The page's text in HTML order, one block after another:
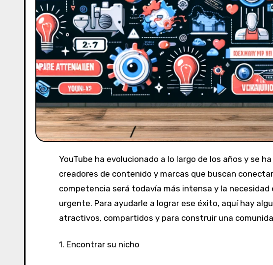
YouTube ha evolucionado a lo largo de los años y se
creadores de contenido y marcas que buscan
competencia será todavía más intensa y la necesidad
urgente. Para ayudarle a lograr ese éxito, aquí hay
atractivos, compartidos y para construir una
1. Encontrar su nicho